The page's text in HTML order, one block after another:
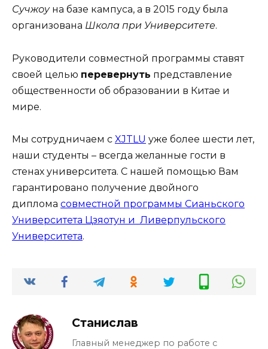
Сучжоуна базе кампуса, а в 2015 году была
организована Школа при Университете.
Руководители совместной программы ставят
своей целью перевернуть представление
общественности об образовании в Китае и
мире.
Мы сотрудничаем с XJTLU уже более шести лет,
наши студенты – всегда желанные гости в
стенах университета. С нашей помощью Вам
гарантировано получение двойного
диплома совместной программы Сианьского
Университета Цзяотун и Ливерпульского
Университета.
Станислав
Главный менеджер по работе с